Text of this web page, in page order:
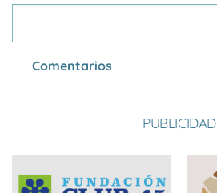
Comentarios
PUBLICIDAD